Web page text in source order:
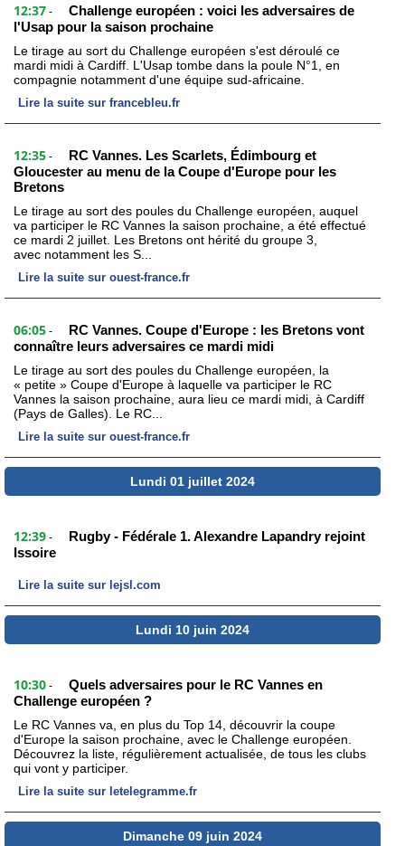
12:37 -
Challenge européen : voici les adversaires de
l'Usap pour la saison prochaine
Le tirage au sort du Challenge européen s'est déroulé ce
mardi midi à Cardiff. L'Usap tombe dans la poule N°1, en
compagnie notamment d'une équipe sud-africaine.
Lire la suite sur francebleu.fr
12:35 -
RC Vannes. Les Scarlets, Édimbourg et
Gloucester au menu de la Coupe d'Europe pour les
Bretons
Le tirage au sort des poules du Challenge européen, auquel
va participer le RC Vannes la saison prochaine, a été effectué
ce mardi 2 juillet. Les Bretons ont hérité du groupe 3,
avec notamment les S...
Lire la suite sur ouest-france.fr
06:05 -
RC Vannes. Coupe d'Europe : les Bretons vont
connaître leurs adversaires ce mardi midi
Le tirage au sort des poules du Challenge européen, la
« petite » Coupe d'Europe à laquelle va participer le RC
Vannes la saison prochaine, aura lieu ce mardi midi, à Cardiff
(Pays de Galles). Le RC...
Lire la suite sur ouest-france.fr
Lundi 01 juillet 2024
12:39 -
Rugby - Fédérale 1. Alexandre Lapandry rejoint
Issoire
Lire la suite sur lejsl.com
Lundi 10 juin 2024
10:30 -
Quels adversaires pour le RC Vannes en
Challenge européen ?
Le RC Vannes va, en plus du Top 14, découvrir la coupe
d'Europe la saison prochaine, avec le Challenge européen.
Découvrez la liste, régulièrement actualisée, de tous les clubs
qui vont y participer.
Lire la suite sur letelegramme.fr
Dimanche 09 juin 2024